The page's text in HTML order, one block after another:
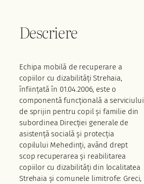
Descriere
Echipa mobilă de recuperare a
copiilor cu dizabilități Strehaia,
înființată în 01.04.2006, este o
componentă funcțională a serviciului
de sprijin pentru copil și familie din
subordinea Direcției generale de
asistență socială și protecția
copilului Mehedinți, având drept
scop recuperarea și reabilitarea
copiilor cu dizabilități din localitatea
Strehaia și comunele limitrofe: Greci,